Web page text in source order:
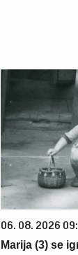
06. 08. 2026
Marija (3) se